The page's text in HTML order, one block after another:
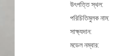
উৎপত্তি স্থল:
পরিচিতিমুলক নাম:
সাক্ষ্যদান:
মডেল নম্বার: